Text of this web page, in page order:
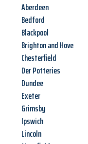
Aberdeen
Bedford
Blackpool
Brighton and Hove
Chesterfield
Der Potteries
Dundee
Exeter
Grimsby
Ipswich
Lincoln